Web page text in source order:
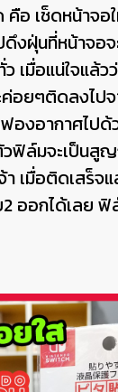
อ เช็ดหน้าจอ
งฝุ่นที่หน้าจอ
เมื่อแน่ใจแล้ว
อยๆติดลงไป
องอากาศไปด้
วฟิล์มจะเป็น
เมื่อติดเสร็จแ
ออกได้เลย ฟิ